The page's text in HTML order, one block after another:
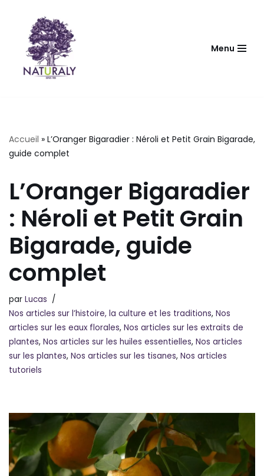
contenu
Menu
Accueil » L’Oranger Bigaradier : Néroli et Petit Grain Bigarade,
guide complet
L’Oranger Bigaradier
: Néroli et Petit Grain
Bigarade, guide
complet
par Lucas
Nos articles sur l’histoire, la culture et les traditions, Nos
articles sur les eaux florales, Nos articles sur les extraits de
plantes, Nos articles sur les huiles essentielles, Nos articles
sur les plantes, Nos articles sur les tisanes, Nos articles
tutoriels